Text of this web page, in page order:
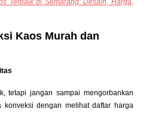
Terbaik di Semarang: Desain, Harga,
Kaos Murah dan
tetapi jangan sampai mengorbankan
konveksi dengan melihat daftar harga